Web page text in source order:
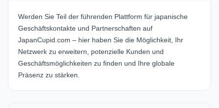
Werden Sie Teil der führenden Plattform für japanische
Geschäftskontakte und Partnerschaften auf
JapanCupid.com – hier haben Sie die Möglichkeit, Ihr
Netzwerk zu erweitern, potenzielle Kunden und
Geschäftsmöglichkeiten zu finden und Ihre globale
Präsenz zu stärken.